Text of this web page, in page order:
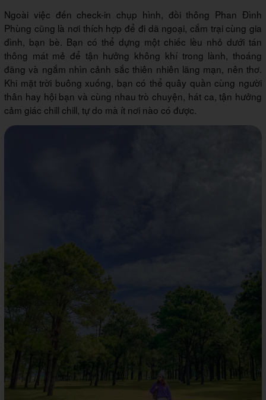
Ngoài việc đến check-in chụp hình, đồi thông Phan Đình
Phùng cũng là nơi thích hợp để đi dã ngoại, cắm trại cùng gia
đình, bạn bè. Bạn có thể dựng một chiếc lều nhỏ dưới tán
thông mát mẻ để tận hưởng không khí trong lành, thoáng
đãng và ngắm nhìn cảnh sắc thiên nhiên lãng mạn, nên thơ.
Khi mặt trời buông xuống, bạn có thể quây quần cùng người
thân hay hội bạn và cùng nhau trò chuyện, hát ca, tận hưởng
cảm giác chill chill, tự do mà ít nơi nào có được.